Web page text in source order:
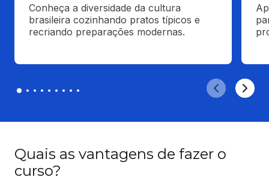
Conheça a diversidade da cultura
brasileira cozinhando pratos típicos e
recriando preparações modernas.
Quais as vantagens de fazer o
curso?